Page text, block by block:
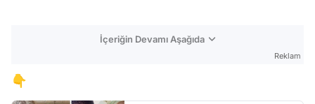
İçeriğin Devamı Aşağıda
Reklam
👇